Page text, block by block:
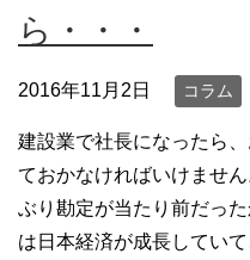
ら・・・
2016年11月2日 コラム
建設業で社長になったら
ておかなければいけませ
ぶり勘定が当たり前だっ
は日本経済が成長してい